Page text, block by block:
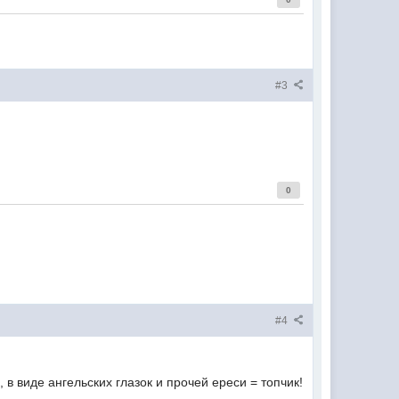
#3
0
#4
ангельских глазок и прочей ереси = топчик!